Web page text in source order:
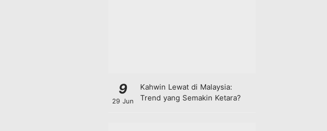
9
29 Jun
Kahwin Lewat di Malaysia:
Trend yang Semakin Ketara?